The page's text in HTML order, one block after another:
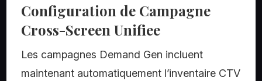
Configuration de Campagne
Cross-Screen Unifiee
Les campagnes Demand Gen incluent
maintenant automatiquement l’inventaire CTV